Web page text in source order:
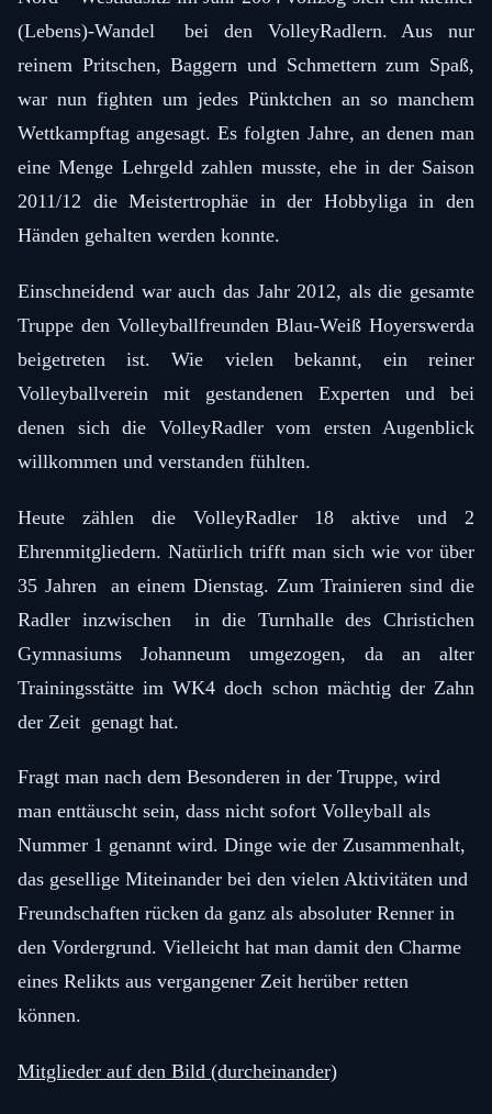
(Lebens)-Wandel bei den VolleyRadlern. Aus nur
reinem Pritschen, Baggern und Schmettern zum Spaß,
war nun fighten um jedes Pünktchen an so manchem
Wettkampftag angesagt. Es folgten Jahre, an denen man
eine Menge Lehrgeld zahlen musste, ehe in der Saison
2011/12 die Meistertrophäe in der Hobbyliga in den
Händen gehalten werden konnte.
Einschneidend war auch das Jahr 2012, als die gesamte
Truppe den Volleyballfreunden Blau-Weiß Hoyerswerda
beigetreten ist. Wie vielen bekannt, ein reiner
Volleyballverein mit gestandenen Experten und bei
denen sich die VolleyRadler vom ersten Augenblick
willkommen und verstanden fühlten.
Heute zählen die VolleyRadler 18 aktive und 2
Ehrenmitgliedern. Natürlich trifft man sich wie vor über
35 Jahren an einem Dienstag. Zum Trainieren sind die
Radler inzwischen in die Turnhalle des Christichen
Gymnasiums Johanneum umgezogen, da an alter
Trainingsstätte im WK4 doch schon mächtig der Zahn
der Zeit genagt hat.
Fragt man nach dem Besonderen in der Truppe, wird
man enttäuscht sein, dass nicht sofort Volleyball als
Nummer 1 genannt wird. Dinge wie der Zusammenhalt,
das gesellige Miteinander bei den vielen Aktivitäten und
Freundschaften rücken da ganz als absoluter Renner in
den Vordergrund. Vielleicht hat man damit den Charme
eines Relikts aus vergangener Zeit herüber retten
können.
Mitglieder auf den Bild (durcheinander)